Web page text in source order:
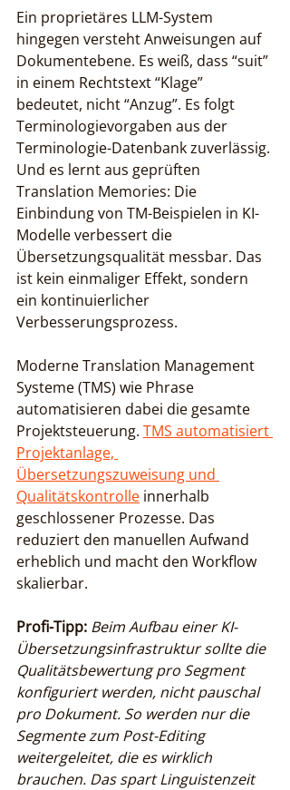
Ein proprietäres LLM-System
hingegen versteht Anweisungen auf
Dokumentebene. Es weiß, dass “suit”
in einem Rechtstext “Klage”
bedeutet, nicht “Anzug”. Es folgt
Terminologievorgaben aus der
Terminologie-Datenbank zuverlässig.
Und es lernt aus geprüften
Translation Memories: Die
Einbindung von TM-Beispielen in KI-
Modelle verbessert die
Übersetzungsqualität messbar. Das
ist kein einmaliger Effekt, sondern
ein kontinuierlicher
Verbesserungsprozess.
Moderne Translation Management
Systeme (TMS) wie Phrase
automatisieren dabei die gesamte
Projektsteuerung. TMS automatisiert
Projektanlage,
Übersetzungszuweisung und
Qualitätskontrolle innerhalb
geschlossener Prozesse. Das
reduziert den manuellen Aufwand
erheblich und macht den Workflow
skalierbar.
Profi-Tipp: Beim Aufbau einer KI-
Übersetzungsinfrastruktur sollte die
Qualitätsbewertung pro Segment
konfiguriert werden, nicht pauschal
pro Dokument. So werden nur die
Segmente zum Post-Editing
weitergeleitet, die es wirklich
brauchen. Das spart Linguistenzeit